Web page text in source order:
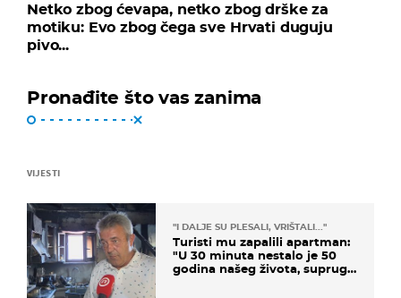
Netko zbog ćevapa, netko zbog drške za
motiku: Evo zbog čega sve Hrvati duguju
pivo...
Pronađite što vas zanima
VIJESTI
"I DALJE SU PLESALI, VRIŠTALI..."
Turisti mu zapalili apartman:
"U 30 minuta nestalo je 50
godina našeg života, supruga